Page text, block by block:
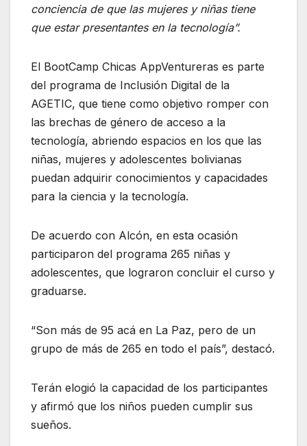
conciencia de que las mujeres y niñas tiene
que estar presentantes en la tecnología”.
El BootCamp Chicas AppVentureras es parte
del programa de Inclusión Digital de la
AGETIC, que tiene como objetivo romper con
las brechas de género de acceso a la
tecnología, abriendo espacios en los que las
niñas, mujeres y adolescentes bolivianas
puedan adquirir conocimientos y capacidades
para la ciencia y la tecnología.
De acuerdo con Alcón, en esta ocasión
participaron del programa 265 niñas y
adolescentes, que lograron concluir el curso y
graduarse.
“Son más de 95 acá en La Paz, pero de un
grupo de más de 265 en todo el país”, destacó.
Terán elogió la capacidad de los participantes
y afirmó que los niños pueden cumplir sus
sueños.